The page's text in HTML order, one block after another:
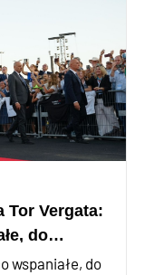
Tor Vergata:
do
wspaniałe, do